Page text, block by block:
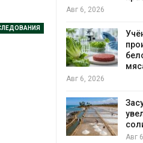
салат
«животный»
растительного
производство
в 20 раз
на складе